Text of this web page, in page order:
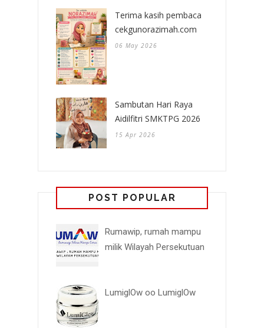
Terima kasih pembaca
cekgunorazimah.com
06 May 2026
Sambutan Hari Raya
Aidilfitri SMKTPG 2026
15 Apr 2026
POST POPULAR
Rumawip, rumah mampu
milik Wilayah Persekutuan
LumiglOw oo LumiglOw